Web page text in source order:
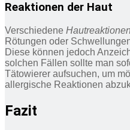
Reaktionen der Haut
Verschiedene
Rötungen oder
Diese können jedoch
solchen Fällen sollte man
Tätowierer aufsuchen, um
allergische Reaktionen
Fazit